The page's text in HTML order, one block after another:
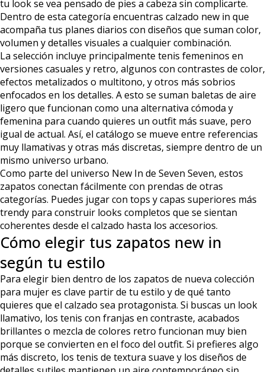
tu look se vea pensado de pies a cabeza sin complicarte.
Dentro de esta categoría encuentras calzado new in que
acompaña tus planes diarios con diseños que suman color,
volumen y detalles visuales a cualquier combinación.
La selección incluye principalmente tenis femeninos en
versiones casuales y retro, algunos con contrastes de color,
efectos metalizados o multitono, y otros más sobrios
enfocados en los detalles. A esto se suman baletas de aire
ligero que funcionan como una alternativa cómoda y
femenina para cuando quieres un outfit más suave, pero
igual de actual. Así, el catálogo se mueve entre referencias
muy llamativas y otras más discretas, siempre dentro de un
mismo universo urbano.
Como parte del universo New In de Seven Seven, estos
zapatos conectan fácilmente con prendas de otras
categorías. Puedes jugar con tops y capas superiores más
trendy para construir looks completos que se sientan
coherentes desde el calzado hasta los accesorios.
Cómo elegir tus zapatos new in
según tu estilo
Para elegir bien dentro de los zapatos de nueva colección
para mujer es clave partir de tu estilo y de qué tanto
quieres que el calzado sea protagonista. Si buscas un look
llamativo, los tenis con franjas en contraste, acabados
brillantes o mezcla de colores retro funcionan muy bien
porque se convierten en el foco del outfit. Si prefieres algo
más discreto, los tenis de textura suave y los diseños de